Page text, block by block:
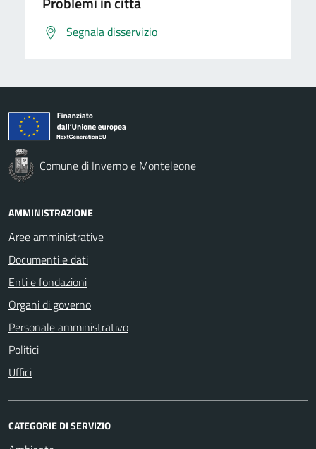
Segnala disservizio
Comune di Inverno e Monteleone
AMMINISTRAZIONE
Aree amministrative
Documenti e dati
Enti e fondazioni
Organi di governo
Personale amministrativo
Politici
Uffici
CATEGORIE DI SERVIZIO